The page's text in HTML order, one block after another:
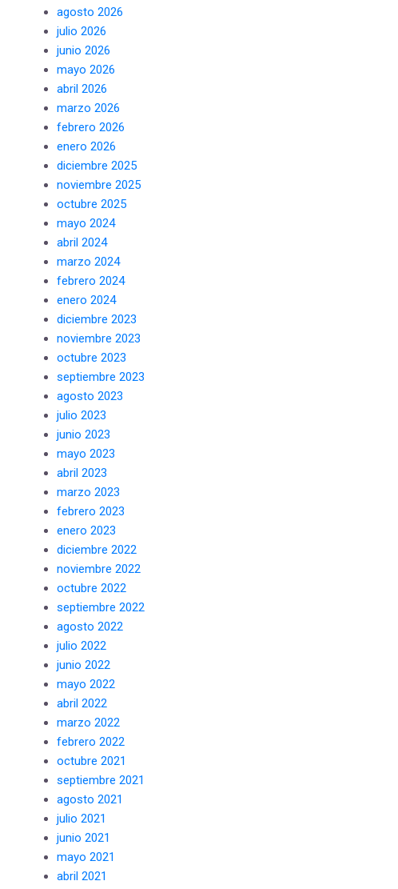
agosto 2026
julio 2026
junio 2026
mayo 2026
abril 2026
marzo 2026
febrero 2026
enero 2026
diciembre 2025
noviembre 2025
octubre 2025
mayo 2024
abril 2024
marzo 2024
febrero 2024
enero 2024
diciembre 2023
noviembre 2023
octubre 2023
septiembre 2023
agosto 2023
julio 2023
junio 2023
mayo 2023
abril 2023
marzo 2023
febrero 2023
enero 2023
diciembre 2022
noviembre 2022
octubre 2022
septiembre 2022
agosto 2022
julio 2022
junio 2022
mayo 2022
abril 2022
marzo 2022
febrero 2022
octubre 2021
septiembre 2021
agosto 2021
julio 2021
junio 2021
mayo 2021
abril 2021